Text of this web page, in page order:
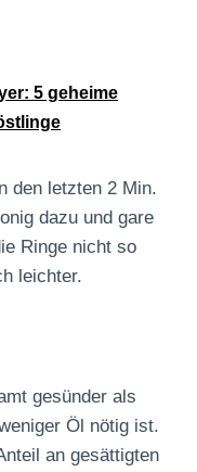
5 geheime
den letzten 2 Min.
dazu und gare
Ringe nicht so
leichter.
gesünder als
Öl nötig ist.
an gesättigten